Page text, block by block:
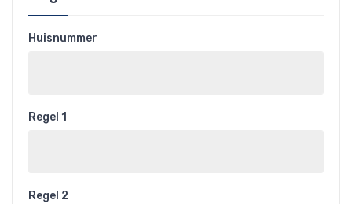
Huisnummer
Regel 1
Regel 2